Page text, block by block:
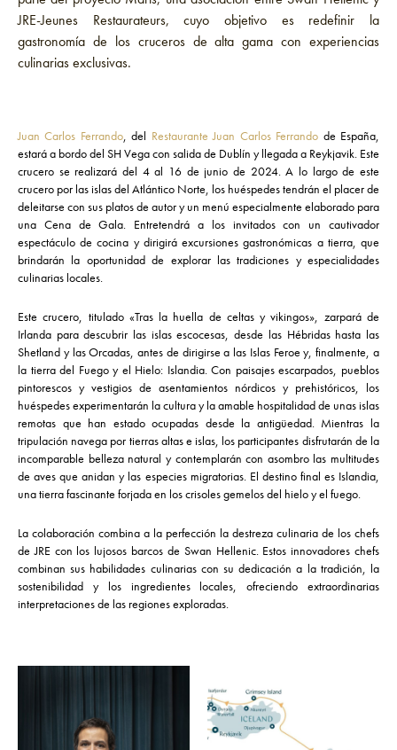
JRE-Jeunes Restaurateurs, cuyo objetivo es redefinir la
gastronomía de los cruceros de alta gama con experiencias
culinarias exclusivas.
Juan Carlos Ferrando, del Restaurante Juan Carlos Ferrando de España,
estará a bordo del SH Vega con salida de Dublín y llegada a Reykjavik. Este
crucero se realizará del 4 al 16 de junio de 2024. A lo largo de este
crucero por las islas del Atlántico Norte, los huéspedes tendrán el placer de
deleitarse con sus platos de autor y un menú especialmente elaborado para
una Cena de Gala. Entretendrá a los invitados con un cautivador
espectáculo de cocina y dirigirá excursiones gastronómicas a tierra, que
brindarán la oportunidad de explorar las tradiciones y especialidades
culinarias locales.
Este crucero, titulado «Tras la huella de celtas y vikingos», zarpará de
Irlanda para descubrir las islas escocesas, desde las Hébridas hasta las
Shetland y las Orcadas, antes de dirigirse a las Islas Feroe y, finalmente, a
la tierra del Fuego y el Hielo: Islandia. Con paisajes escarpados, pueblos
pintorescos y vestigios de asentamientos nórdicos y prehistóricos, los
huéspedes experimentarán la cultura y la amable hospitalidad de unas islas
remotas que han estado ocupadas desde la antigüedad. Mientras la
tripulación navega por tierras altas e islas, los participantes disfrutarán de la
incomparable belleza natural y contemplarán con asombro las multitudes
de aves que anidan y las especies migratorias. El destino final es Islandia,
una tierra fascinante forjada en los crisoles gemelos del hielo y el fuego.
La colaboración combina a la perfección la destreza culinaria de los chefs
de JRE con los lujosos barcos de Swan Hellenic. Estos innovadores chefs
combinan sus habilidades culinarias con su dedicación a la tradición, la
sostenibilidad y los ingredientes locales, ofreciendo extraordinarias
interpretaciones de las regiones exploradas.